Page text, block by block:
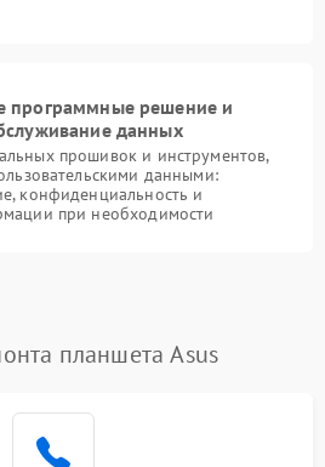
программные решение и
данных
прошивок и инструментов,
данными:
конфиденциальность и
при необходимости
планшета Asus